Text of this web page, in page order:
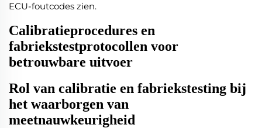
ECU-foutcodes zien.
Calibratieprocedures en
fabriekstestprotocollen voor
betrouwbare uitvoer
Rol van calibratie en fabriekstesting bij
het waarborgen van
meetnauwkeurigheid